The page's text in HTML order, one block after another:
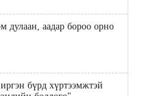
дулаан, аадар бороо орно
бүрд хүртээмжтэй